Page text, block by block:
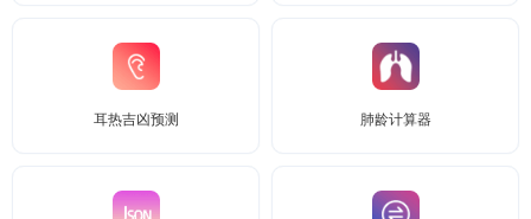
耳热吉凶预测 肺龄计算器